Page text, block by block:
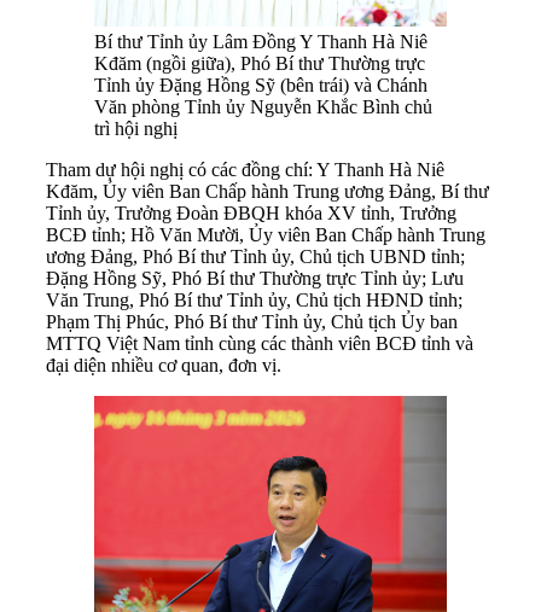
Bí thư Tỉnh ủy Lâm Đồng Y Thanh Hà Niê
Kđăm (ngồi giữa), Phó Bí thư Thường trực
Tỉnh ủy Đặng Hồng Sỹ (bên trái) và Chánh
Văn phòng Tỉnh ủy Nguyễn Khắc Bình chủ
trì hội nghị
Tham dự hội nghị có các đồng chí: Y Thanh Hà Niê
Kđăm, Ủy viên Ban Chấp hành Trung ương Đảng, Bí thư
Tỉnh ủy, Trưởng Đoàn ĐBQH khóa XV tỉnh, Trưởng
BCĐ tỉnh; Hồ Văn Mười, Ủy viên Ban Chấp hành Trung
ương Đảng, Phó Bí thư Tỉnh ủy, Chủ tịch UBND tỉnh;
Đặng Hồng Sỹ, Phó Bí thư Thường trực Tỉnh ủy; Lưu
Văn Trung, Phó Bí thư Tỉnh ủy, Chủ tịch HĐND tỉnh;
Phạm Thị Phúc, Phó Bí thư Tỉnh ủy, Chủ tịch Ủy ban
MTTQ Việt Nam tỉnh cùng các thành viên BCĐ tỉnh và
đại diện nhiều cơ quan, đơn vị.